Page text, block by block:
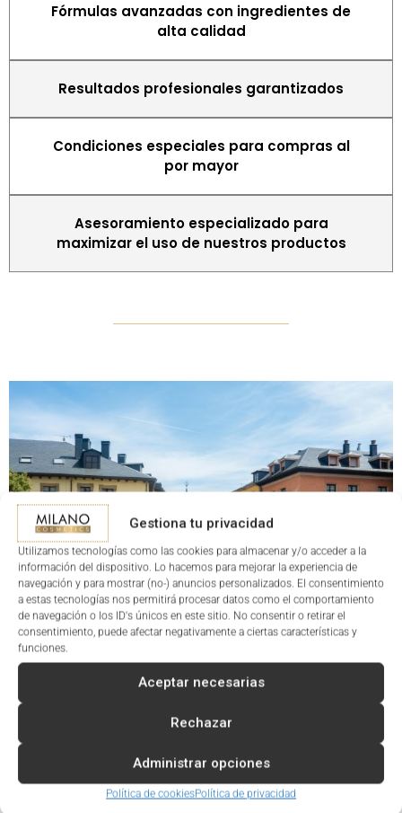
Gestiona tu privacidad
Utilizamos tecnologías como las cookies para almacenar y/o acceder a la
información del dispositivo. Lo hacemos para mejorar la experiencia de
navegación y para mostrar (no-) anuncios personalizados. El consentimiento
a estas tecnologías nos permitirá procesar datos como el comportamiento
de navegación o los ID's únicos en este sitio. No consentir o retirar el
consentimiento, puede afectar negativamente a ciertas características y
funciones.
Aceptar necesarias
Rechazar
Administrar opciones
Política de cookiesPolítica de privacidad
Fórmulas avanzadas con ingredientes de
alta calidad
Resultados profesionales garantizados
Condiciones especiales para compras al
por mayor
Asesoramiento especializado para
maximizar el uso de nuestros productos
VISITA NUESTRA
CATÁLOGO COMPLETO CON TODAS LAS OPCIONES PARA
CENTROS DE BELLEZA. ENCUENTRA LOS PRODUCTOS
IDEALES PARA TRANSFORMAR LA EXPERIENCIA DE TUS
CLIENTES.
HAZ QUE TUCENTRO DE BELLEZA EN PONFERRADASE